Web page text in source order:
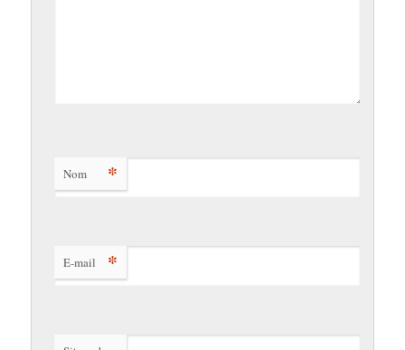
Nom *
E-mail *